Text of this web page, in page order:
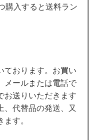
購入すると送料ラン
ております。お買い
メールまたは電話で
お送りいただきます
、代替品の発送、又
す。